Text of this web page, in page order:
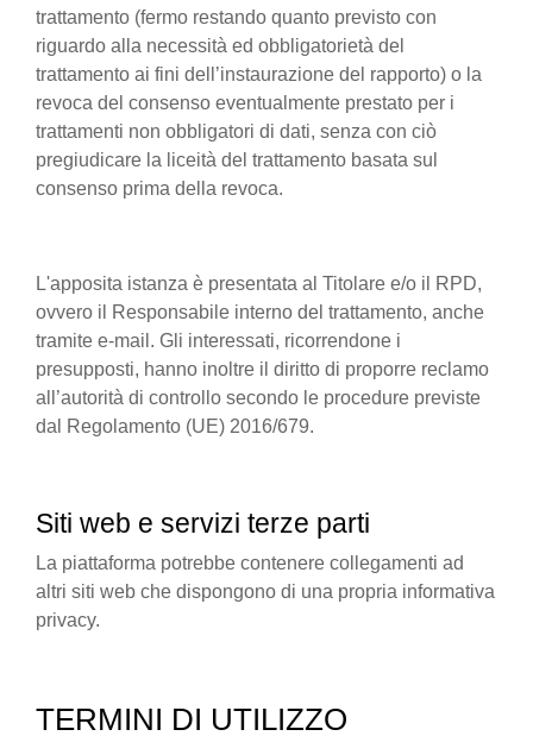
trattamento (fermo restando quanto previsto con
riguardo alla necessità ed obbligatorietà del
trattamento ai fini dell’instaurazione del rapporto) o la
revoca del consenso eventualmente prestato per i
trattamenti non obbligatori di dati, senza con ciò
pregiudicare la liceità del trattamento basata sul
consenso prima della revoca.
L'apposita istanza è presentata al Titolare e/o il RPD,
ovvero il Responsabile interno del trattamento, anche
tramite e-mail. Gli interessati, ricorrendone i
presupposti, hanno inoltre il diritto di proporre reclamo
all’autorità di controllo secondo le procedure previste
dal Regolamento (UE) 2016/679.
Siti web e servizi terze parti
La piattaforma potrebbe contenere collegamenti ad
altri siti web che dispongono di una propria informativa
privacy.
TERMINI DI UTILIZZO